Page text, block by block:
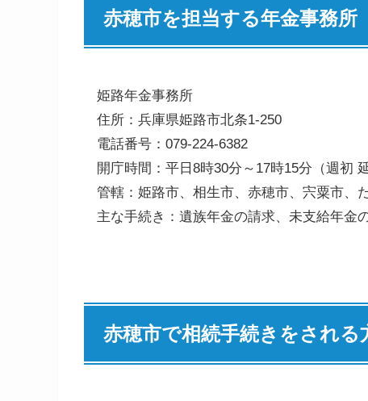
赤穂市を担当する年金事務所
姫路年金事務所
住所：兵庫県姫路市北条1-250
電話番号：079-224-6382
開庁時間：平日8時30分～17時15分（週初
管轄：姫路市、相生市、赤穂市、宍粟市、
主な手続き：遺族年金の請求、未支給年金
赤穂市で相続手続きをされる